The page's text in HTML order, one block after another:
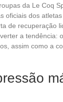
da Le Coq
oficiais dos
de recuperação
a tendência:
assim como a